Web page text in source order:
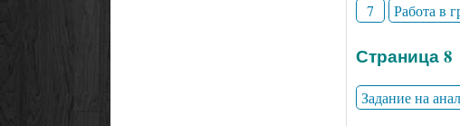
7 Работа в
Страница 8
Задание на